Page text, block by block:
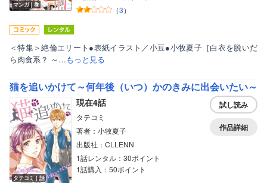
マンガ｜巻
（3）
＜特集＞絶倫エリート●表紙イラスト／小豆●小牧夏子［白衣を脱いだ
ら肉食系？ ～…もっと見る
猫を追いかけて～何年後（いつ）かのきみに出会いたい～
タテコミ｜話
現在4話
タテコミ
著者：小牧夏子
出版社：CLLENN
1話レンタル：30ポイント
1話購入：50ポイント
試し読み
作品詳細